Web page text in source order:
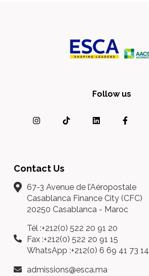
Follow us
Contact Us
67-3 Avenue de l’Aéropostale
Casablanca Finance City (CFC)
20250 Casablanca - Maroc
Tél :+212(0) 522 20 91 20
Fax :+212(0) 522 20 91 15
WhatsApp :+212(0) 6 69 41 73 14
admissions@esca.ma